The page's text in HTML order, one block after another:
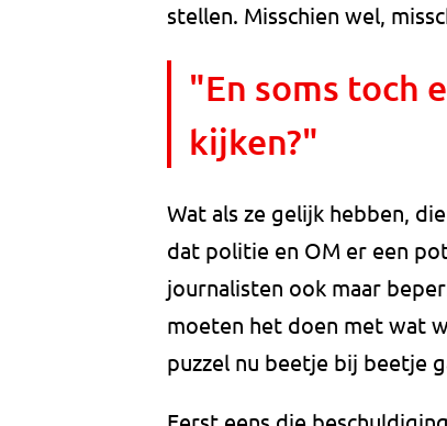
stellen. Misschien wel,
"En soms toch
kijken?"
Wat als ze gelijk hebben,
dat politie en OM er een
journalisten ook maar
moeten het doen met wat
puzzel nu beetje bij beetje